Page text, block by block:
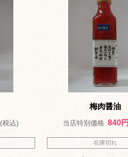
(税込)
梅肉醤油
当店特別価格 840円
在庫切れ